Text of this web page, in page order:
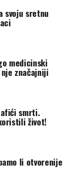
svoju sretnu
medicinski
značajniji
smrti.
život!
li otvorenije